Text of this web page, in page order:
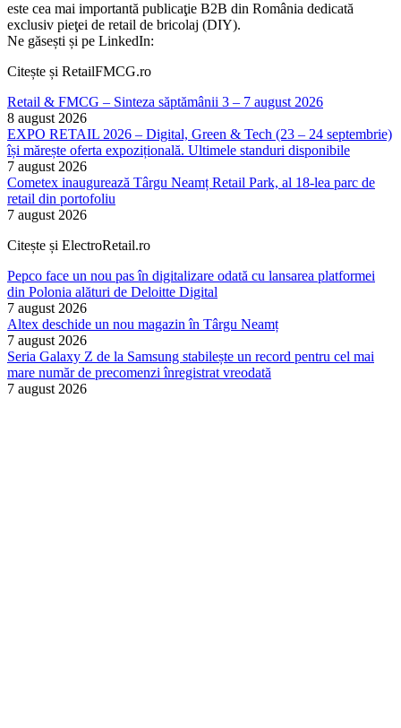
este cea mai importantă publicaţie B2B din România dedicată
exclusiv pieţei de retail de bricolaj (DIY).
Ne găsești și pe LinkedIn:
Citește și RetailFMCG.ro
Retail & FMCG – Sinteza săptămânii 3 – 7 august 2026
8 august 2026
EXPO RETAIL 2026 – Digital, Green & Tech (23 – 24 septembrie)
își mărește oferta expozițională. Ultimele standuri disponibile
7 august 2026
Cometex inaugurează Târgu Neamț Retail Park, al 18-lea parc de
retail din portofoliu
7 august 2026
Citește și ElectroRetail.ro
Pepco face un nou pas în digitalizare odată cu lansarea platformei
din Polonia alături de Deloitte Digital
7 august 2026
Altex deschide un nou magazin în Târgu Neamț
7 august 2026
Seria Galaxy Z de la Samsung stabilește un record pentru cel mai
mare număr de precomenzi înregistrat vreodată
7 august 2026